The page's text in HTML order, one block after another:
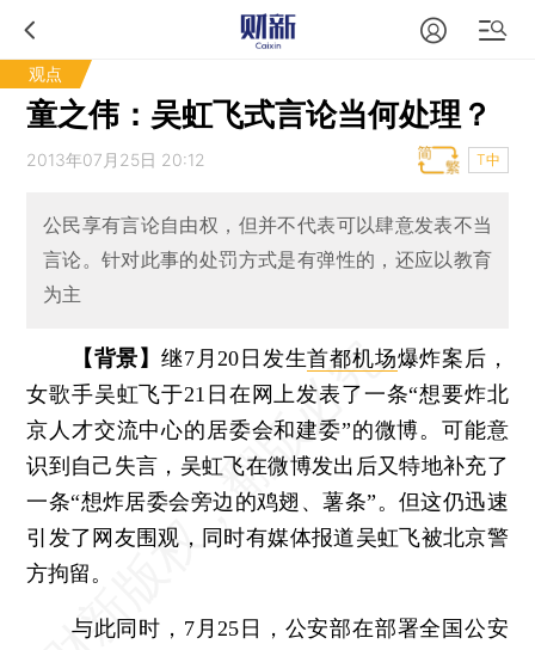
观点
童之伟：吴虹飞式言论当何处理？
2013年07月25日 20:12 T中
公民享有言论自由权，但并不代表可以肆意发表不当
言论。针对此事的处罚方式是有弹性的，还应以教育
为主
【背景】继7月20日发生首都机场爆炸案后，
女歌手吴虹飞于21日在网上发表了一条“想要炸北
京人才交流中心的居委会和建委”的微博。可能意
识到自己失言，吴虹飞在微博发出后又特地补充了
一条“想炸居委会旁边的鸡翅、薯条”。但这仍迅速
引发了网友围观，同时有媒体报道吴虹飞被北京警
方拘留。
与此同时，7月25日，公安部在部署全国公安